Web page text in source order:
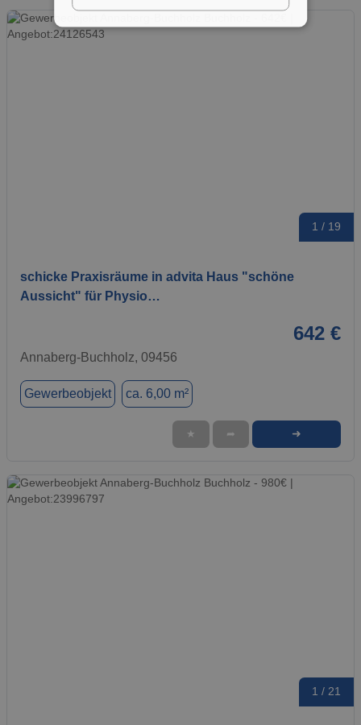
1 / 19
schicke Praxisräume in advita Haus "schöne
Aussicht" für Physio…
642 €
Annaberg-Buchholz, 09456
Gewerbeobjekt ca. 6,00 m²
★ ➦ ➜
1 / 21